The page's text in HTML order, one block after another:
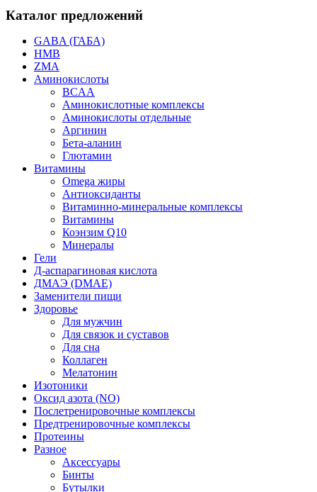
Каталог предложений
GABA (ГАБА)
HMB
ZMA
Аминокислоты
BCAA
Аминокислотные комплексы
Аминокислоты отдельные
Аргинин
Бета-аланин
Глютамин
Витамины
Omega жиры
Антиоксиданты
Витаминно-минеральные комплексы
Витамины
Коэнзим Q10
Минералы
Гели
Д-аспарагиновая кислота
ДМАЭ (DMAE)
Заменители пищи
Здоровье
Для мужчин
Для связок и суставов
Для сна
Коллаген
Мелатонин
Изотоники
Оксид азота (NO)
Послетренировочные комплексы
Предтренировочные комплексы
Протеины
Разное
Аксессуары
Бинты
Бутылки